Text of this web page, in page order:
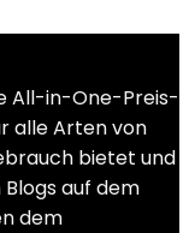
All-in-One-Preis-
alle Arten von
bietet und
auf dem
dem